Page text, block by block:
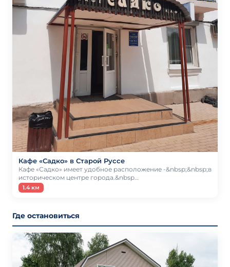
Кафе «Садко» в Старой Руссе
Кафе «Садко» имеет удобное расположение -&nbsp;&nbsp;в
историческом центре города.&nbsp…
1.4 км
Где остановиться